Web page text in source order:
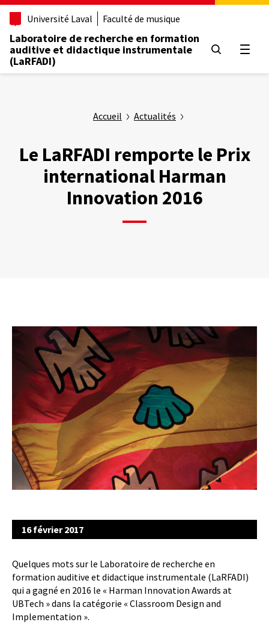
Aller
contenu
principal
Université Laval Faculté de musique
Laboratoire de recherche en formation
auditive et didactique instrumentale
(LaRFADI)
Accueil Actualités
Le LaRFADI remporte le Prix
international Harman
Innovation 2016
16 février 2017
Quelques mots sur le Laboratoire de recherche en
formation auditive et didactique instrumentale (LaRFADI)
qui a gagné en 2016 le « Harman Innovation Awards at
UBTech » dans la catégorie « Classroom Design and
Implementation ».